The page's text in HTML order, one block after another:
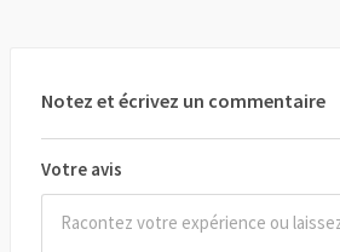
Notez et écrivez un commentaire
Votre avis